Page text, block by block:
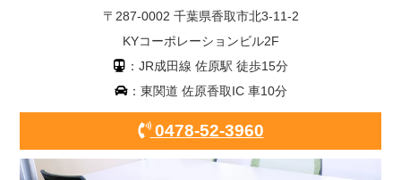
〒287-0002 千葉県香取市北3-11-2
KYコーポレーションビル2F
：JR成田線 佐原駅 徒歩15分
：東関道 佐原香取IC 車10分
0478-52-3960